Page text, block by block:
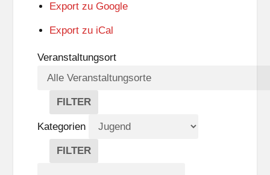
Export zu Google
Export zu iCal
Veranstaltungsort
FILTER
V
E
R
A
Kategorien
FILTER